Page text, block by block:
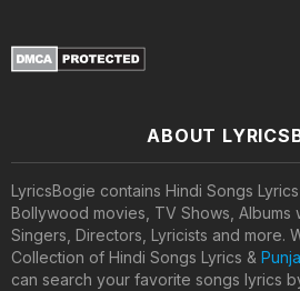
ABOUT
LyricsBogie contains Hindi Songs
Bollywood movies, TV Shows, Albums
Singers, Directors, Lyricists and more.
Collection of Hindi Songs Lyrics &
can search your favorite songs lyrics